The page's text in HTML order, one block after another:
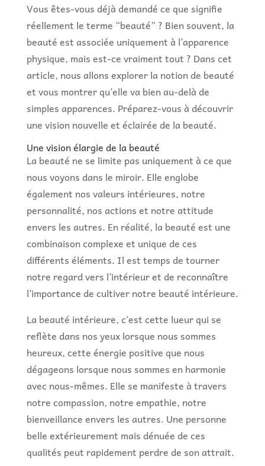
Vous êtes-vous déjà demandé ce que signifie
réellement le terme “beauté” ? Bien souvent, la
beauté est associée uniquement à l’apparence
physique, mais est-ce vraiment tout ? Dans cet
article, nous allons explorer la notion de beauté
et vous montrer qu’elle va bien au-delà de
simples apparences. Préparez-vous à découvrir
une vision nouvelle et éclairée de la beauté.
Une vision élargie de la beauté
La beauté ne se limite pas uniquement à ce que
nous voyons dans le miroir. Elle englobe
également nos valeurs intérieures, notre
personnalité, nos actions et notre attitude
envers les autres. En réalité, la beauté est une
combinaison complexe et unique de ces
différents éléments. Il est temps de tourner
notre regard vers l’intérieur et de reconnaître
l’importance de cultiver notre beauté intérieure.
La beauté intérieure, c’est cette lueur qui se
reflète dans nos yeux lorsque nous sommes
heureux, cette énergie positive que nous
dégageons lorsque nous sommes en harmonie
avec nous-mêmes. Elle se manifeste à travers
notre compassion, notre empathie, notre
bienveillance envers les autres. Une personne
belle extérieurement mais dénuée de ces
qualités peut rapidement perdre de son attrait.